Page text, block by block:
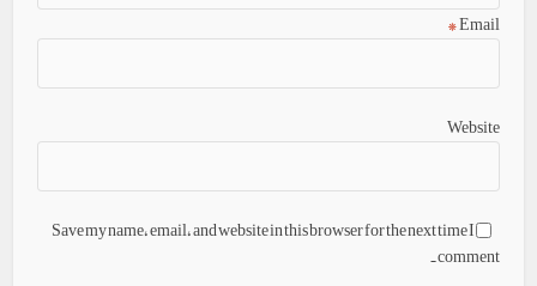
Email
*
Website
Save my name, email, and website in this browser for the next time I
comment.